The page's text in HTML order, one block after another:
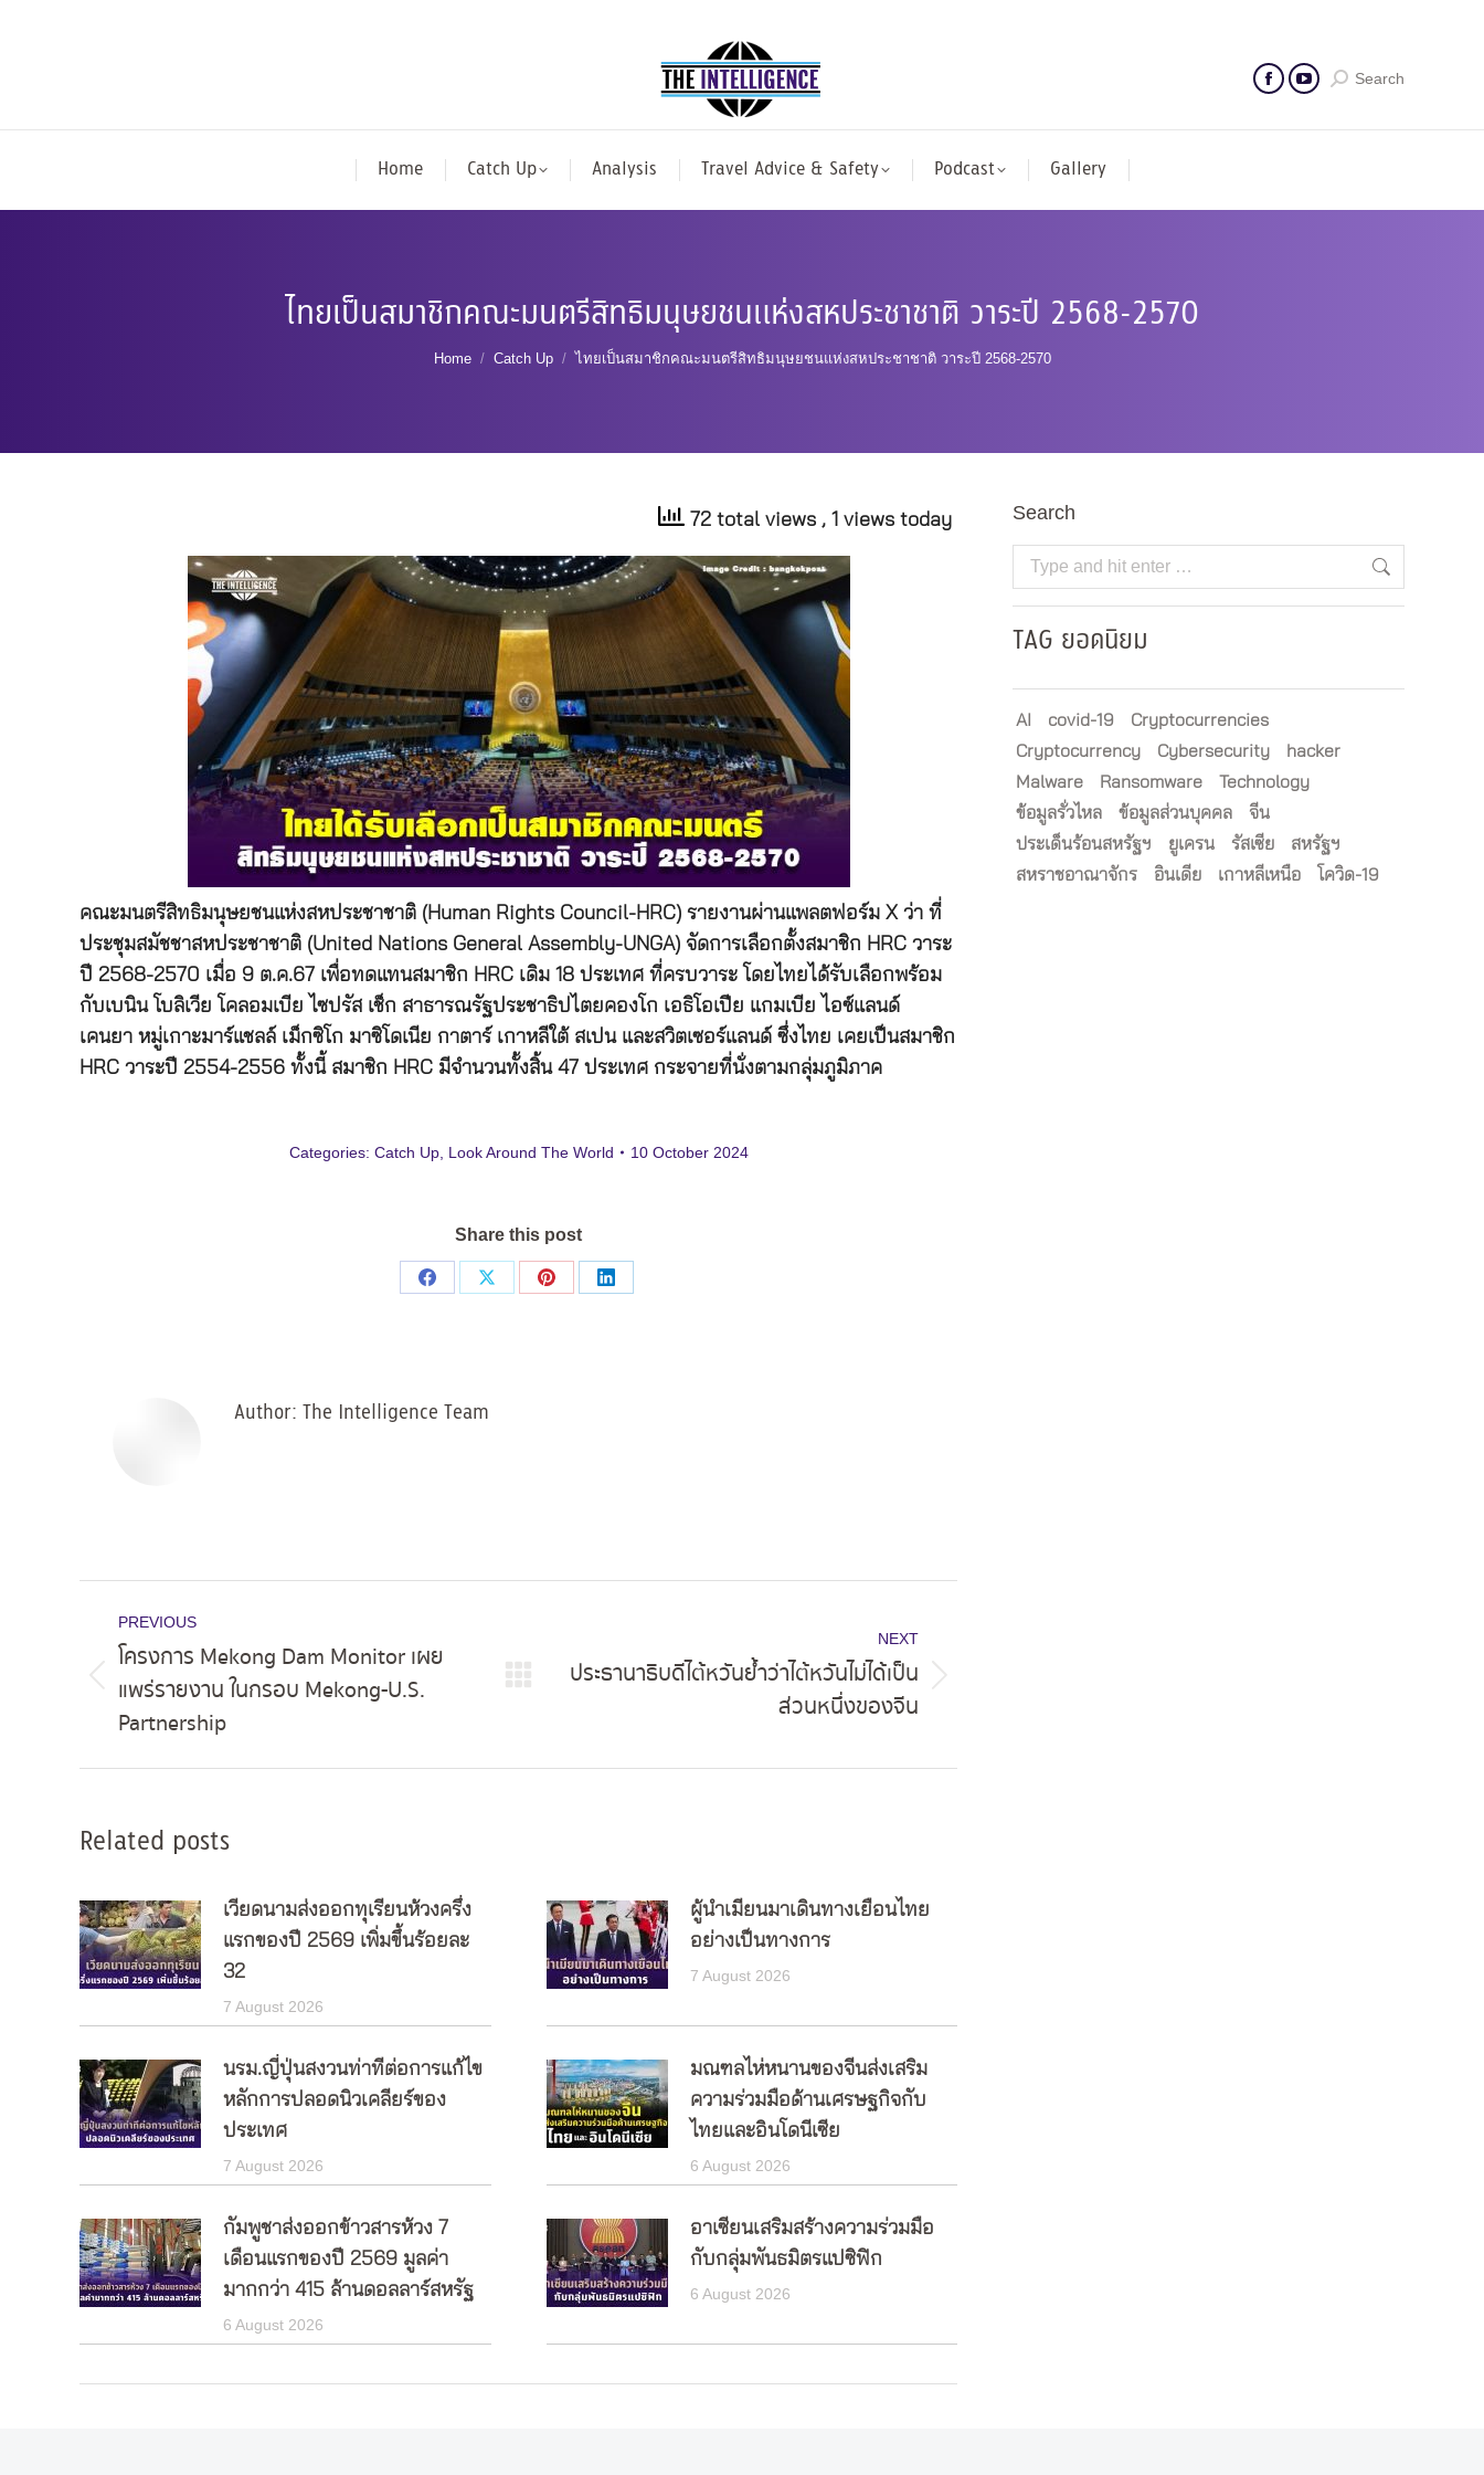
Search
Home Catch Up Analysis Travel Advice & Safety Podcast Gallery
ไทยเป็นสมาชิกคณะมนตรีสิทธิมนุษยชนแห่งสหประชาชาติ วาระปี 2568-2570
You are here:
Home Catch Up ไทยเป็นสมาชิกคณะมนตรีสิทธิมนุษยชนแห่งสหประชาชาติ วาระปี 2568-2570
72 total views , 1 views today
คณะมนตรีสิทธิมนุษยชนแห่งสหประชาชาติ (Human Rights Council-HRC) รายงานผ่านแพลตฟอร์ม X ว่า ที่
ประชุมสมัชชาสหประชาชาติ (United Nations General Assembly-UNGA) จัดการเลือกตั้งสมาชิก HRC วาระ
ปี 2568-2570 เมื่อ 9 ต.ค.67 เพื่อทดแทนสมาชิก HRC เดิม 18 ประเทศ ที่ครบวาระ โดยไทยได้รับเลือกพร้อม
กับเบนิน โบลิเวีย โคลอมเบีย ไซปรัส เช็ก สาธารณรัฐประชาธิปไตยคองโก เอธิโอเปีย แกมเบีย ไอซ์แลนด์
เคนยา หมู่เกาะมาร์แชลล์ เม็กซิโก มาซิโดเนีย กาตาร์ เกาหลีใต้ สเปน และสวิตเซอร์แลนด์ ซึ่งไทย เคยเป็นสมาชิก
HRC วาระปี 2554-2556 ทั้งนี้ สมาชิก HRC มีจำนวนทั้งสิ้น 47 ประเทศ กระจายที่นั่งตามกลุ่มภูมิภาค
Categories: Catch Up, Look Around The World 10 October 2024
Share this post
Share
Share
Share
Share
Author: The Intelligence Team
navigation
PREVIOUS
Previous
post:
โครงการ Mekong Dam Monitor เผย
แพร่รายงาน ในกรอบ Mekong-U.S.
Partnership
NEXT
ประธานาธิบดีไต้หวันย้ำว่าไต้หวันไม่ได้เป็น
ส่วนหนึ่งของจีน
Related posts
เวียดนามส่งออกทุเรียนห้วงครึ่ง
แรกของปี 2569 เพิ่มขึ้นร้อยละ
32
7 August 2026
ผู้นำเมียนมาเดินทางเยือนไทย
อย่างเป็นทางการ
7 August 2026
นรม.ญี่ปุ่นสงวนท่าทีต่อการแก้ไข
หลักการปลอดนิวเคลียร์ของ
ประเทศ
7 August 2026
มณฑลไห่หนานของจีนส่งเสริม
ความร่วมมือด้านเศรษฐกิจกับ
ไทยและอินโดนีเซีย
6 August 2026
กัมพูชาส่งออกข้าวสารห้วง 7
เดือนแรกของปี 2569 มูลค่า
มากกว่า 415 ล้านดอลลาร์สหรัฐ
6 August 2026
อาเซียนเสริมสร้างความร่วมมือ
กับกลุ่มพันธมิตรแปซิฟิก
6 August 2026
Search
Search:
TAG ยอดนิยม
AI covid-19
Cryptocurrencies
Cryptocurrency
Cybersecurity
hacker
Malware
Ransomware
Technology
ข้อมูลรั่วไหล
ข้อมูลส่วนบุคคล
จีน
ประเด็นร้อนสหรัฐฯ
ยูเครน รัสเซีย
สหรัฐฯ
สหราชอาณาจักร
อินเดีย เกาหลีเหนือ โควิด-19